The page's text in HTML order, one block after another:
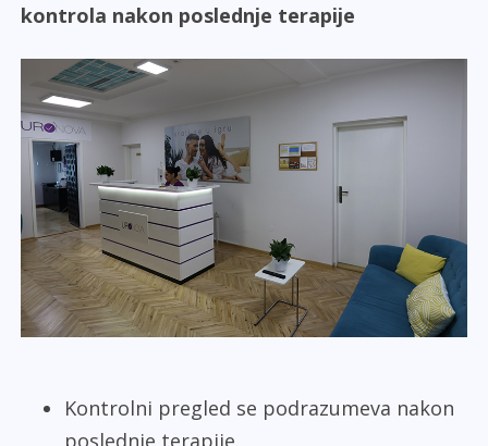
kontrola nakon poslednje terapije
Kontrolni pregled se podrazumeva nakon
poslednje terapije.